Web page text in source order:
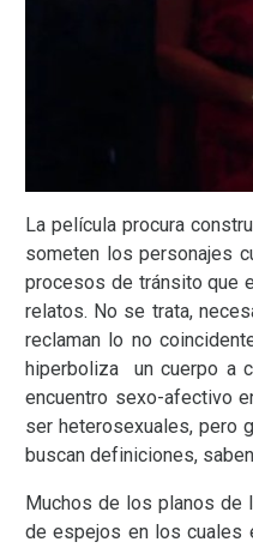
La película procura
someten los personajes
procesos de tránsito que
relatos. No se trata,
reclaman lo no
hiperboliza un cuerpo a
encuentro sexo-afectivo
ser heterosexuales, pero
buscan definiciones,
Muchos de los planos de
de espejos en los cuales